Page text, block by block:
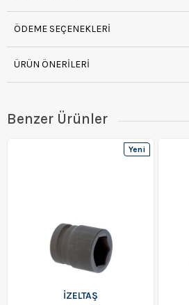
ÖDEME SEÇENEKLERI
ÜRÜN ÖNERILERI
Benzer Ürünler
İZELTAŞ
Yeni